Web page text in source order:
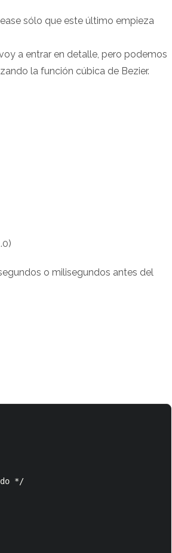
sólo que este último empieza
a entrar en detalle, pero podemos
la función cúbica de Bezier.
o milisegundos antes del
*/